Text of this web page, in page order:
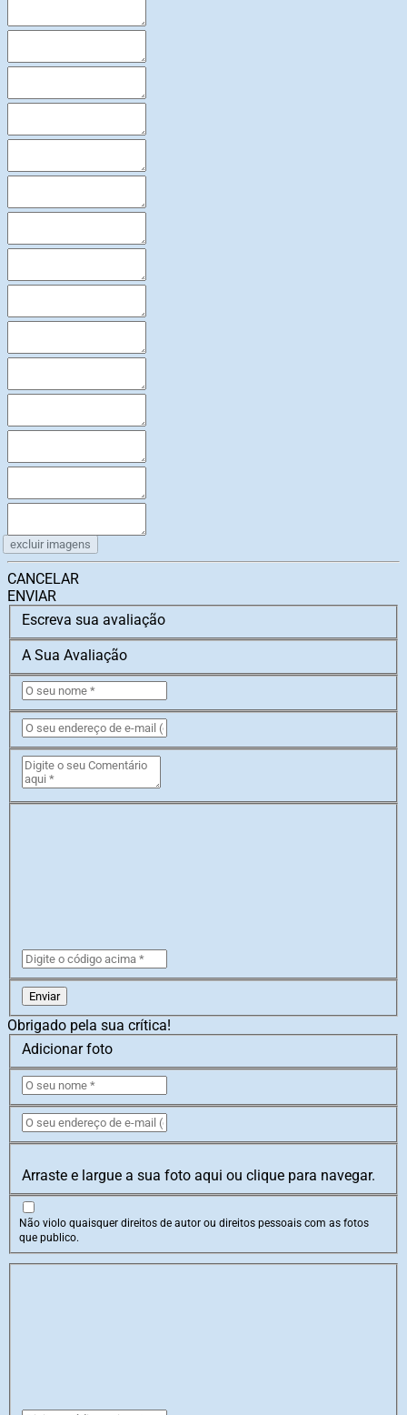
excluir imagens
CANCELAR
ENVIAR
Escreva sua avaliação
A Sua Avaliação
Enviar
Obrigado pela sua crítica!
Adicionar foto
Arraste e largue a sua foto aqui ou clique para navegar.
Não violo quaisquer direitos de autor ou direitos pessoais com as fotos
que publico.